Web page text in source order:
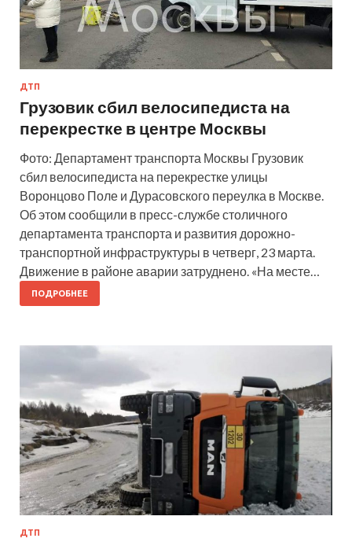
ДТП
Грузовик сбил велосипедиста на
перекрестке в центре Москвы
Фото: Департамент транспорта Москвы Грузовик
сбил велосипедиста на перекрестке улицы
Воронцово Поле и Дурасовского переулка в Москве.
Об этом сообщили в пресс-службе столичного
департамента транспорта и развития дорожно-
транспортной инфраструктуры в четверг, 23 марта.
Движение в районе аварии затруднено. «На месте…
ПОДРОБНЕЕ
ДТП